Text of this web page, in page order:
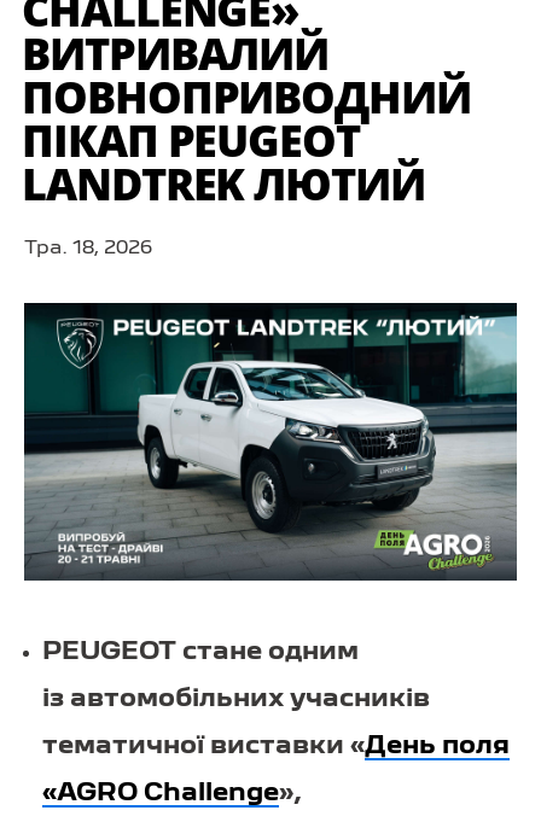
ВИТРИВАЛИЙ
ПОВНОПРИВОДНИЙ
ПІКАП PEUGEOT
LANDTREK ЛЮТИЙ
Тра. 18, 2026
PEUGEOT стане одним
із автомобільних учасників
тематичної виставки «День поля
«AGRO Challenge»,